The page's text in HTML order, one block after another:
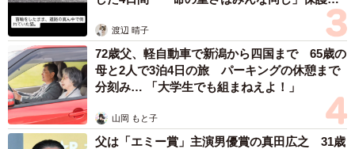
渡辺 晴子
72歳父、軽自動車で新潟から四国まで 65歳の
母と2人で3泊4日の旅 パーキングの休憩まで
分刻み… 「大学生でも組まねえよ！」
山岡 もと子
父は「エミー賞」主演男優賞の真田広之 31歳